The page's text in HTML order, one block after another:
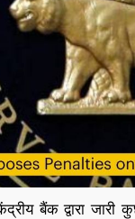
बैंक द्वारा